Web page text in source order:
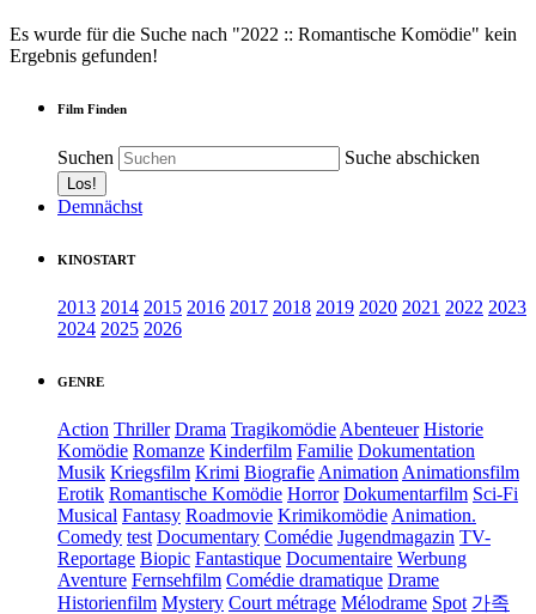
Es wurde für die Suche nach "2022 :: Romantische Komödie" kein
Ergebnis gefunden!
Film Finden
Suchen Suche abschicken
Demnächst
KINOSTART
2013 2014 2015 2016 2017 2018 2019 2020 2021 2022 2023
2024 2025 2026
GENRE
Action Thriller Drama Tragikomödie Abenteuer Historie
Komödie Romanze Kinderfilm Familie Dokumentation
Musik Kriegsfilm Krimi Biografie Animation Animationsfilm
Erotik Romantische Komödie Horror Dokumentarfilm Sci-Fi
Musical Fantasy Roadmovie Krimikomödie Animation.
Comedy test Documentary Comédie Jugendmagazin TV-
Reportage Biopic Fantastique Documentaire Werbung
Aventure Fernsehfilm Comédie dramatique Drame
Historienfilm Mystery Court métrage Mélodrame Spot 가족